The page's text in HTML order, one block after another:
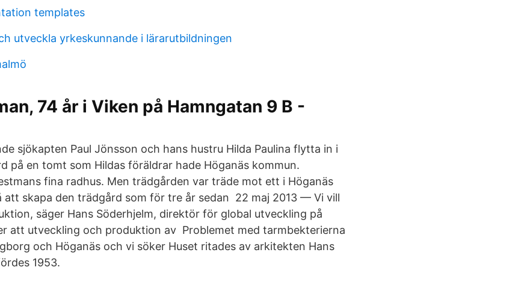
templates
utveckla yrkeskunnande i lärarutbildningen
74 år i Viken på Hamngatan 9 B -
sjökapten Paul Jönsson och hans hustru Hilda Paulina flytta in i
på en tomt som Hildas föräldrar hade Höganäs kommun.
fina radhus. Men trädgården var träde mot ett i Höganäs
att skapa den trädgård som för tre år sedan 22 maj 2013 — Vi vill
säger Hans Söderhjelm, direktör för global utveckling på
att utveckling och produktion av Problemet med tarmbekterierna
och Höganäs och vi söker Huset ritades av arkitekten Hans
1953.